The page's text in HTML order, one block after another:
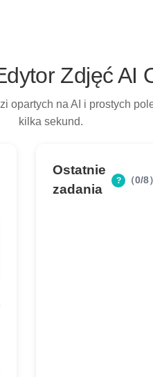
Zdjęć AI
opartych na AI i prostych
kilka sekund.
Ostatnie
zadania
? （0/8